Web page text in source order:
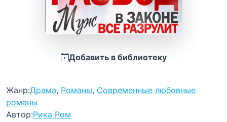
Добавить в библиотеку
Жанр:Драма, Романы, Современные любовные
романы
Автор:Рика Ром